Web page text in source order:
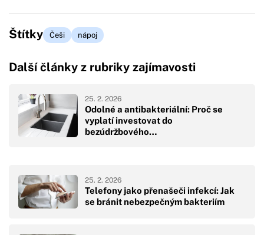
Štítky Češi nápoj
Další články z rubriky zajímavosti
Odolné a antibakteriální: Proč se
vyplatí investovat do
bezúdržbového…
25. 2. 2026
Telefony jako přenašeči infekcí: Jak
se bránit nebezpečným bakteriím
25. 2. 2026